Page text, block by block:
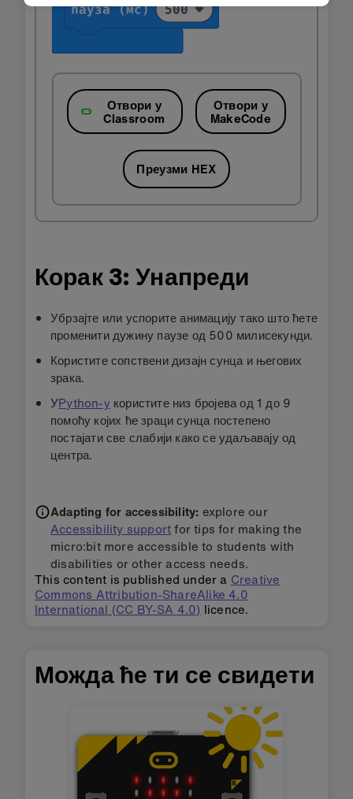
Отвори у
Classroom
Отвори у
MakeCode
Преузми HEX
Корак 3: Унапреди
Убрзајте или успорите анимацију тако што ћете
променити дужину паузе од 500 милисекунди.
Користите сопствени дизајн сунца и његових
зрака.
УPython-укористите низ бројева од 1 до 9
помоћу којих ће зраци сунца постепено
постајати све слабији како се удаљавају од
центра.
Adapting for accessibility: explore our
Accessibility supportfor tips for making the
micro:bit more accessible to students with
disabilities or other access needs.
This content is published under a Creative
Commons Attribution-ShareAlike 4.0
International (CC BY-SA 4.0) licence.
Можда ће ти се свидети